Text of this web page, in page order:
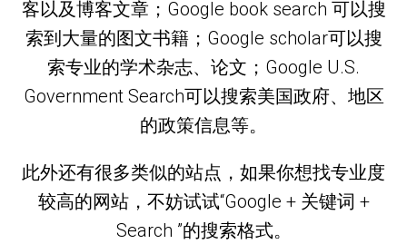
客以及博客文章；Google book search 可以搜
索到大量的图文书籍；Google scholar可以搜
索专业的学术杂志、论文；Google U.S.
Government Search可以搜索美国政府、地区
的政策信息等。
此外还有很多类似的站点，如果你想找专业度
较高的网站，不妨试试“Google + 关键词 +
Search ”的搜索格式。